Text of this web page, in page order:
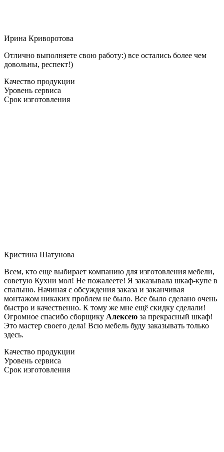
Ирина Криворотова
Отлично выполняете свою работу:) все остались более чем
довольны, респект!)
Качество продукции
Уровень сервиса
Срок изготовления
Кристина Шатунова
Всем, кто еще выбирает компанию для изготовления мебели,
советую Кухни мол! Не пожалеете! Я заказывала шкаф-купе в
спальню. Начиная с обсуждения заказа и заканчивая
монтажом никаких проблем не было. Все было сделано очень
быстро и качественно. К тому же мне ещё скидку сделали!
Огромное спасибо сборщику Алексею за прекрасный шкаф!
Это мастер своего дела! Всю мебель буду заказывать только
здесь.
Качество продукции
Уровень сервиса
Срок изготовления